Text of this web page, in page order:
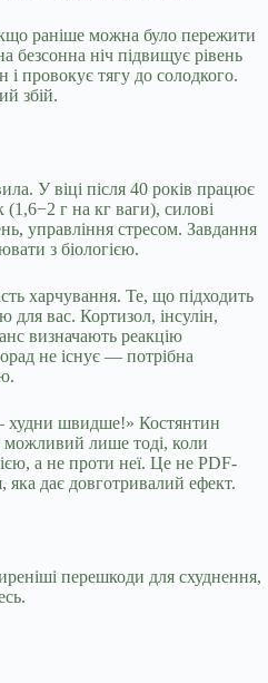
раніше можна було пережити
безсонна ніч підвищує рівень
провокує тягу до солодкого.
збій.
У віці після 40 років працює
(1,6−2 г на кг ваги), силові
управління стресом. Завдання
з біологією.
харчування. Те, що підходить
для вас. Кортизол, інсулін,
визначають реакцію
не існує — потрібна
худни швидше!» Костянтин
можливий лише тоді, коли
а не проти неї. Це не PDF-
яка дає довготривалий ефект.
перешкоди для схуднення,